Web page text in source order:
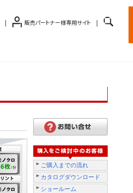
販売パートナー様専用サイト
ご購入までの流れ
カタログダウンロード
ショールーム